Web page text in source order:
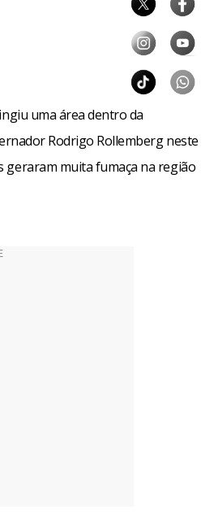
uma área dentro da
Rodrigo Rollemberg neste
geraram muita fumaça na região